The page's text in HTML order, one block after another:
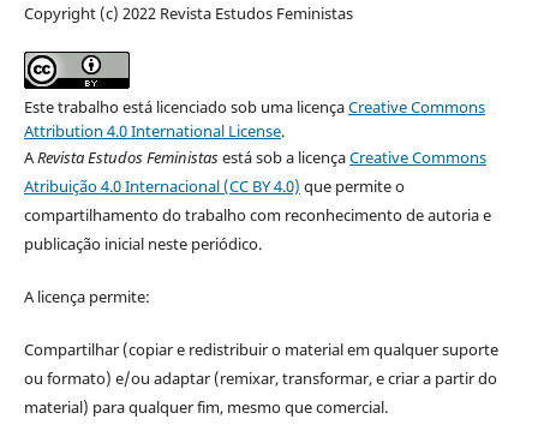
Copyright (c) 2022 Revista Estudos Feministas
Este trabalho está licenciado sob uma licençaCreative Commons
Attribution 4.0 International License.
ARevista Estudos Feministasestá sob a licençaCreative Commons
Atribuição 4.0 Internacional (CC BY 4.0) que permite o
compartilhamento do trabalho com reconhecimento de autoria e
publicação inicial neste periódico.
A licença permite:
Compartilhar (copiar e redistribuir o material em qualquer suporte
ou formato) e/ou adaptar (remixar, transformar, e criar a partir do
material) para qualquer fim, mesmo que comercial.